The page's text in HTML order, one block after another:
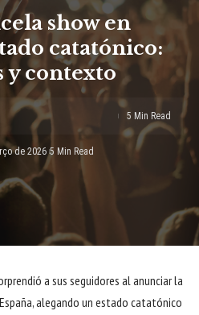
show en
catatónico:
y contexto
de 2026 5 Min Read
5 Min Read
a sus seguidores al anunciar la
alegando un estado catatónico